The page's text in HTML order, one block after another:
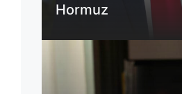
Hormuz